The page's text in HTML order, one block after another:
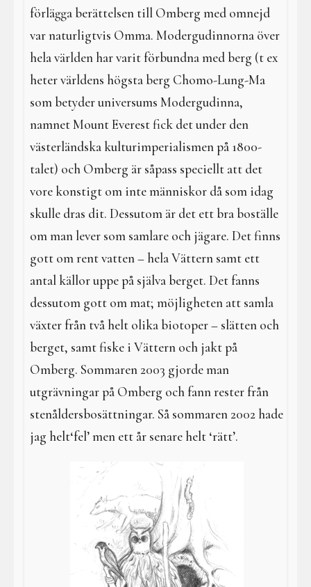
förlägga berättelsen till Omberg med omnejd
var naturligtvis Omma. Modergudinnorna över
hela världen har varit förbundna med berg (t ex
heter världens högsta berg Chomo-Lung-Ma
som betyder universums Modergudinna,
namnet Mount Everest fick det under den
västerländska kulturimperialismen på 1800-
talet) och Omberg är såpass speciellt att det
vore konstigt om inte människor då som idag
skulle dras dit. Dessutom är det ett bra boställe
om man lever som samlare och jägare. Det finns
gott om rent vatten – hela Vättern samt ett
antal källor uppe på själva berget. Det fanns
dessutom gott om mat; möjligheten att samla
växter från två helt olika biotoper – slätten och
berget, samt fiske i Vättern och jakt på
Omberg. Sommaren 2003 gjorde man
utgrävningar på Omberg och fann rester från
stenåldersbosättningar. Så sommaren 2002 hade
jag helt‘fel’ men ett år senare helt ‘rätt’.